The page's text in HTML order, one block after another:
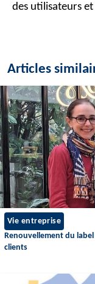
des utilisateurs
Articles
Vie entreprise
Renouvellement du
clients